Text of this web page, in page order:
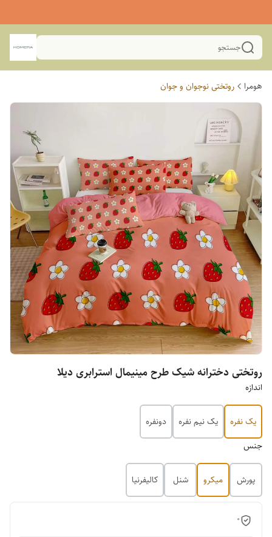
جستجو
هومرا روتختی نوجوان و جوان
روتختی دخترانه شیک طرح مینیمال استرابری دیلا
اندازه
یک نفره یک نیم نفره
دونفره
جنس
پورش میکرو شنل کالیفرنیا
0